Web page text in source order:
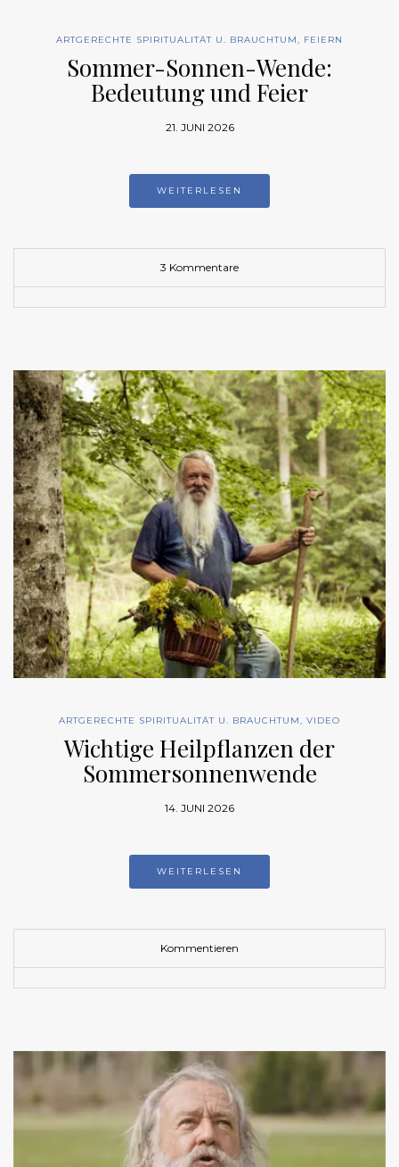
ARTGERECHTE SPIRITUALITÄT U. BRAUCHTUM, FEIERN
Sommer-Sonnen-Wende:
Bedeutung und Feier
21. JUNI 2026
WEITERLESEN
3 Kommentare
ARTGERECHTE SPIRITUALITÄT U. BRAUCHTUM, VIDEO
Wichtige Heilpflanzen der
Sommersonnenwende
14. JUNI 2026
WEITERLESEN
Kommentieren